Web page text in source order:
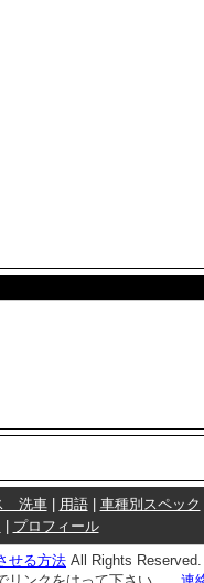
洗車| 用語| 車種別スペック
プロフィール
せる方法 All Rights Reserved.